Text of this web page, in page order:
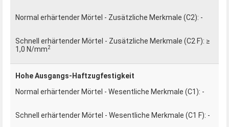
-
≥
1,0 N/mm2
Hohe Ausgangs-Haftzugfestigkeit
-
-